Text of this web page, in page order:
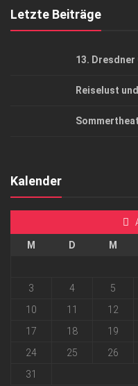
Letzte Beiträge
13.
Reiselust
Kalender
M D M
3
4 5
10
11 12
17
18 19
24
25 26
31